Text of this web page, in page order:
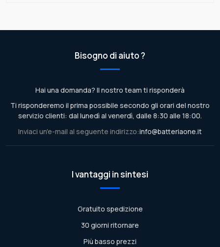
Bisogno di aiuto ?
Hai una domanda? Il nostro team ti risponderà
Ti risponderemo il prima possibile secondo gli orari del nostro
servizio clienti: dal lunedì al venerdì, dalle 8:30 alle 18:00.
Inviaci un'e-mail al seguente indirizzo:info@batteriaone.it
I vantaggi in sintesi
Gratuito spedizione
30 giorni ritornare
Più basso prezzi